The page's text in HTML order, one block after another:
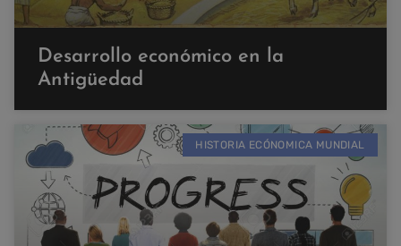
Desarrollo económico en la
Antigüedad
HISTORIA ECÓNOMICA MUNDIAL